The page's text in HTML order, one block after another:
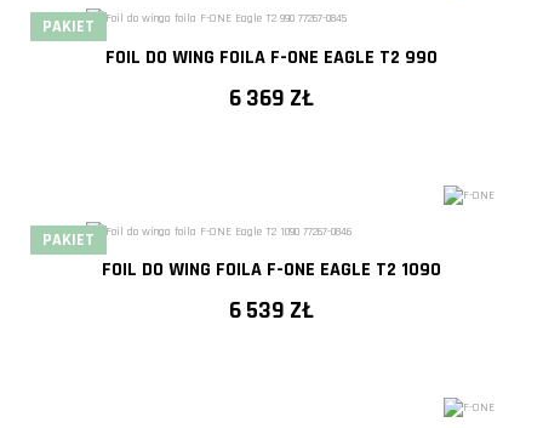
FOIL DO WING FOILA F-ONE EAGLE T2 990
6 369 ZŁ
PAKIET
FOIL DO WING FOILA F-ONE EAGLE T2 1090
6 539 ZŁ
PAKIET